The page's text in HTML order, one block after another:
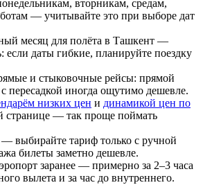
вторникам, средам,
— учитывайте это при выборе дат
месяц для полёта в Ташкент —
если даты гибкие, планируйте поездку
и стыковочные рейсы: прямой
пересадкой иногда ощутимо дешевле.
низких цен и динамикой цен по
странице — так проще поймать
— выбирайте тариф только с ручной
билеты заметно дешевле.
заранее — примерно за 2–3 часа
вылета и за час до внутреннего.